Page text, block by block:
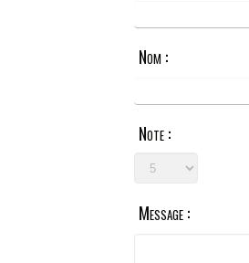
Nom :
Note :
Message :